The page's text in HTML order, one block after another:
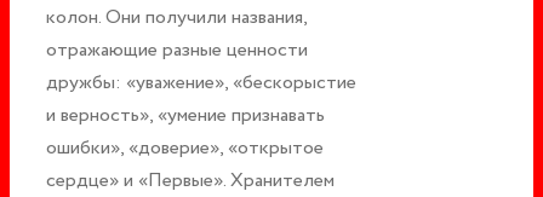
колон. Они получили названия,
отражающие разные ценности
дружбы: «уважение», «бескорыстие
и верность», «умение признавать
ошибки», «доверие», «открытое
сердце» и «Первые». Хранителем